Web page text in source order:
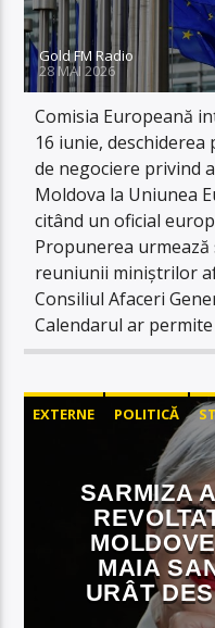
Gold FM Radio
28 MAI 2026
Comisia Europeană
16 iunie, deschiderea
de negociere privind
Moldova la Uniunea
citând un oficial
Propunerea
reuniunii miniștrilor
Consiliul Afaceri
Calendarul ar
EXTERNE POLITICĂ
SARMIZA
MAIA
URÂT